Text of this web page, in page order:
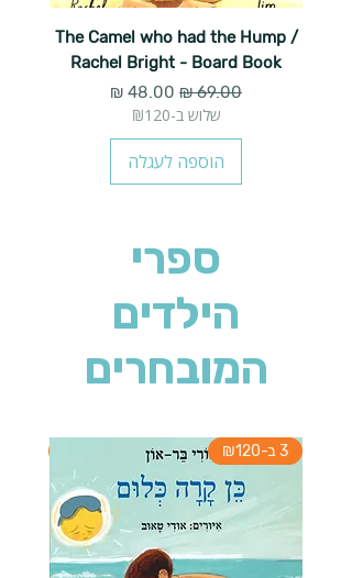
The Camel who had the Hump /
Rachel Bright - Board Book
מחיר רגיל מחיר מבצע
שלוש ב-₪120
הוספה לעגלה
ספרי
הילדים
המובחרים
3 ב-₪120